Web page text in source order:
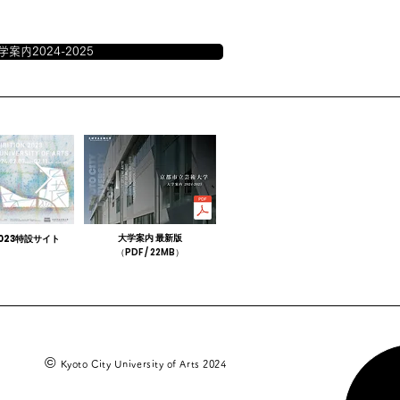
案内2024-2025
特設サイト
大学案内 最新版
（PDF / 22MB）
© Kyoto City University of Arts 2024